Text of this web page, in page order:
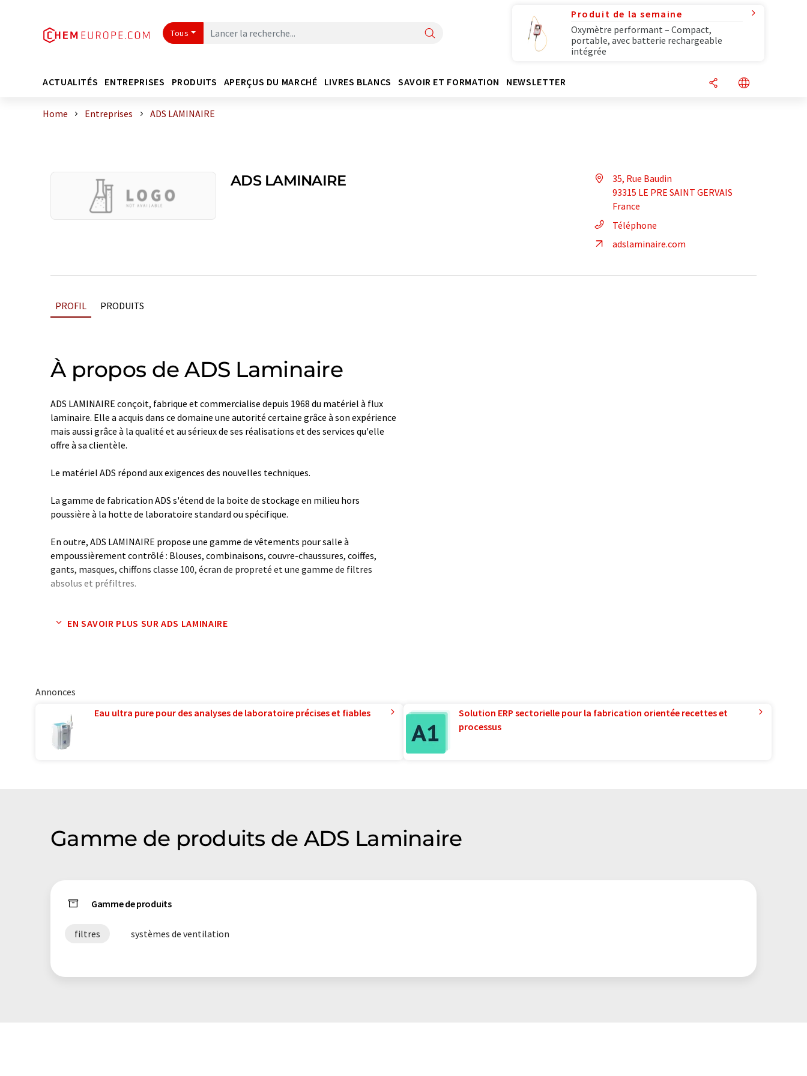
Tous
Produit de la semaine
Oxymètre performant – Compact,
portable, avec batterie rechargeable
intégrée
ACTUALITÉS ENTREPRISES PRODUITS APERÇUS DU MARCHÉ LIVRES BLANCS SAVOIR ET FORMATION NEWSLETTER
Home Entreprises ADS LAMINAIRE
ADS LAMINAIRE
35, Rue Baudin
93315 LE PRE SAINT GERVAIS
France
Téléphone
adslaminaire.com
PROFIL PRODUITS
À propos de ADS Laminaire
ADS LAMINAIRE conçoit, fabrique et commercialise depuis 1968 du matériel à flux
laminaire. Elle a acquis dans ce domaine une autorité certaine grâce à son expérience
mais aussi grâce à la qualité et au sérieux de ses réalisations et des services qu'elle
offre à sa clientèle.
Le matériel ADS répond aux exigences des nouvelles techniques.
La gamme de fabrication ADS s'étend de la boite de stockage en milieu hors
poussière à la hotte de laboratoire standard ou spécifique.
En outre, ADS LAMINAIRE propose une gamme de vêtements pour salle à
empoussièrement contrôlé : Blouses, combinaisons, couvre-chaussures, coiffes,
gants, masques, chiffons classe 100, écran de propreté et une gamme de filtres
absolus et préfiltres.
hors standard qui ne figurerait pas sur ce site.
EN SAVOIR PLUS SUR ADS LAMINAIRE
Annonces
Eau ultra pure pour des analyses de laboratoire précises et fiables
Solution ERP sectorielle pour la fabrication orientée recettes et
processus
Gamme de produits de ADS Laminaire
Gamme de produits
filtres systèmes de ventilation